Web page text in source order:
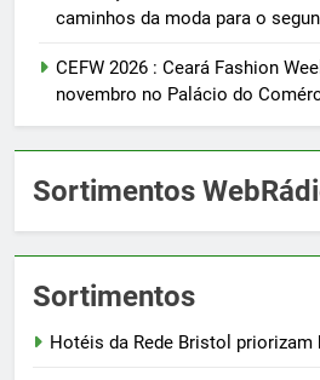
caminhos da moda para o
CEFW 2026 : Ceará Fashion
novembro no Palácio do
Sortimentos
Sortimentos
Hotéis da Rede Bristol